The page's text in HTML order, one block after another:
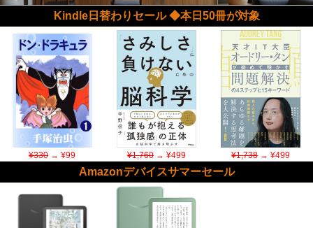
Kindle日替わりセール ◆本日50冊が対象
¥330→ ¥99 ¥1,760→ ¥499 ¥1,738→ ¥499
Amazonデバイスサマーセール